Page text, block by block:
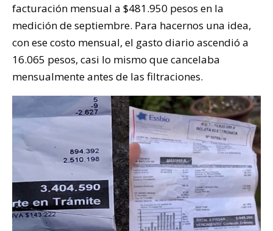
facturación mensual a $481.950 pesos en la
medición de septiembre. Para hacernos una idea,
con ese costo mensual, el gasto diario ascendió a
16.065 pesos, casi lo mismo que cancelaba
mensualmente antes de las filtraciones.